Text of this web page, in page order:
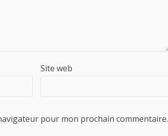
Site web
pour mon prochain commentaire.